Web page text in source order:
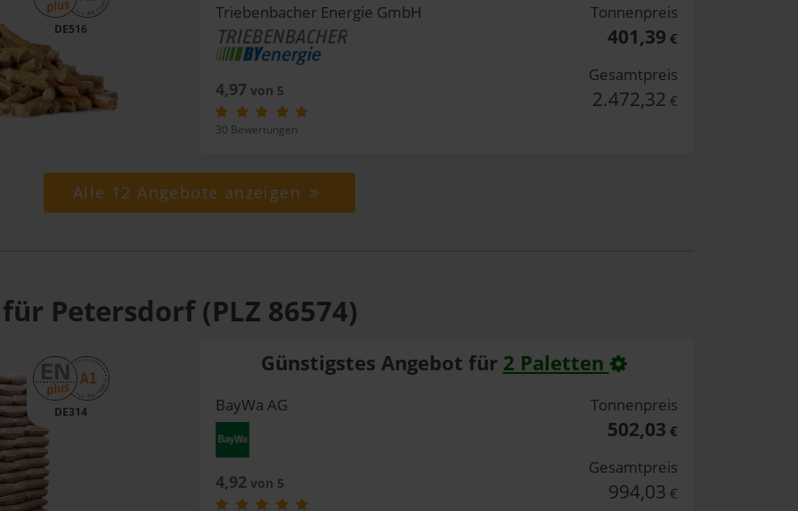
DE516
Triebenbacher Energie GmbH
4,97von 5
30 Bewertungen
Tonnenpreis
401,39 €
Gesamtpreis
2.472,32 €
Alle 12 Angebote anzeigen
Petersdorf (PLZ 86574)
DE314
Günstigstes Angebot für 2 Paletten
BayWa AG
4,92von 5
Tonnenpreis
502,03 €
Gesamtpreis
994,03 €